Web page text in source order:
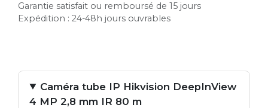
Garantie satisfait ou remboursé de 15 jours
Expédition : 24-48h jours ouvrables
Caméra tube IP Hikvision DeepInView
4 MP 2,8 mm IR 80 m